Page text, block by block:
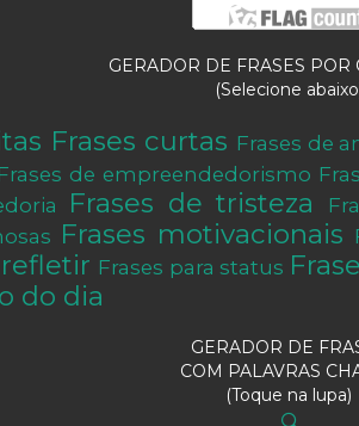
GERADOR DE FRASES POR
(Selecione
Frases curtas Frases de
Frases de empreendedorismo
Frases de tristeza
Frases motivacionais
refletir Frases para status
do dia
GERADOR DE
COM PALAVRAS
(Toque na lupa)